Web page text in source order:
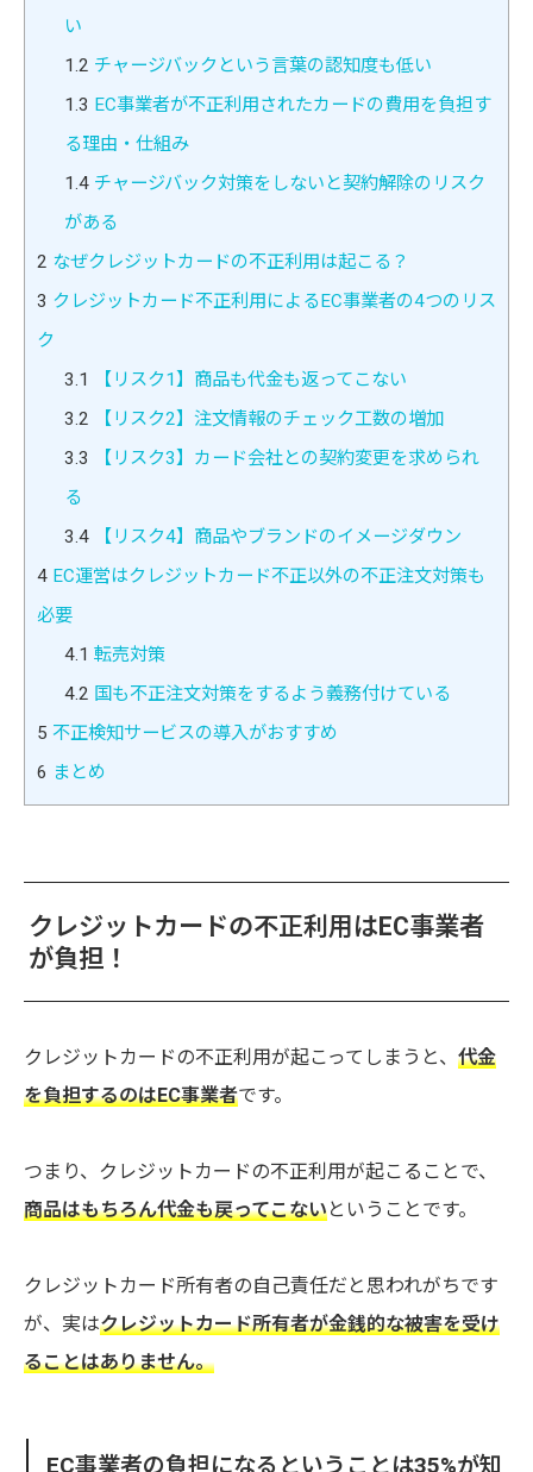
い
1.2 チャージバックという言葉の認知度も低い
1.3 EC事業者が不正利用されたカードの費用を負担す
る理由・仕組み
1.4チャージバック対策をしないと契約解除のリスク
がある
2 なぜクレジットカードの不正利用は起こる？
3 クレジットカード不正利用によるEC事業者の4つのリス
ク
3.1
【リスク1】商品も代金も返ってこない
3.2 【リスク2】注文情報のチェック工数の増加
3.3 【リスク3】カード会社との契約変更を求められ
る
3.4【リスク4】商品やブランドのイメージダウン
4 EC運営はクレジットカード不正以外の不正注文対策も
必要
4.1 転売対策
4.2 国も不正注文対策をするよう義務付けている
5 不正検知サービスの導入がおすすめ
6 まとめ
クレジットカードの不正利用はEC事業者
が負担！
クレジットカードの不正利用が起こってしまうと、 代金
を負担するのはEC事業者です。
つまり、クレジットカードの不正利用が起こることで、
商品はもちろん代金も戻ってこないということです。
クレジットカード所有者の自己責任だと思われがちです
が、実はクレジットカード所有者が金銭的な被害を受け
ることはありません。
EC事業者の負担になるということは35%が知